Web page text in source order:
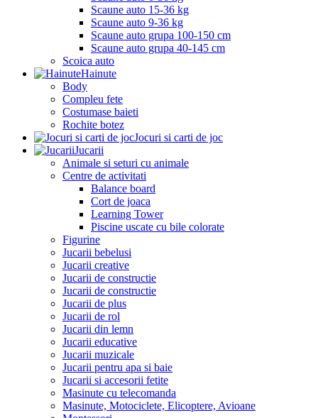
Scaune auto 15-36 kg
Scaune auto 9-36 kg
Scaune auto grupa 100-150 cm
Scaune auto grupa 40-145 cm
Scoica auto
Hainute
Body
Compleu fete
Costumase baieti
Rochite botez
Jocuri si carti de joc
Jucarii
Animale si seturi cu animale
Centre de activitati
Balance board
Cort de joaca
Learning Tower
Piscine uscate cu bile colorate
Figurine
Jucarii bebelusi
Jucarii creative
Jucarii de constructie
Jucarii de constructie
Jucarii de plus
Jucarii de rol
Jucarii din lemn
Jucarii educative
Jucarii muzicale
Jucarii pentru apa si baie
Jucarii si accesorii fetite
Masinute cu telecomanda
Masinute, Motociclete, Elicoptere, Avioane